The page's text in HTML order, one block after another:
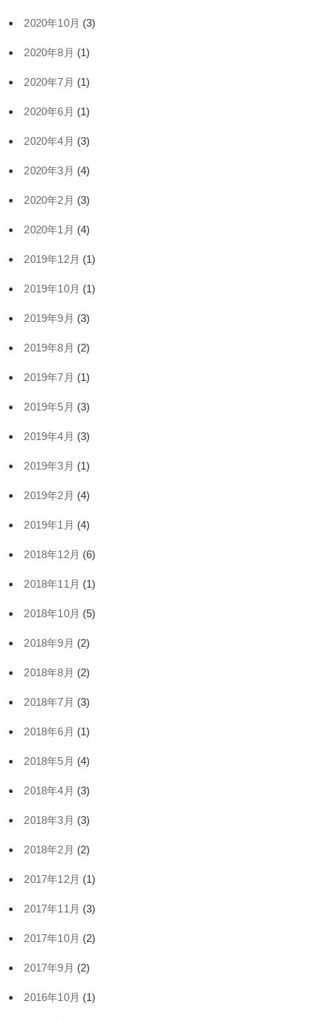
2020年10月 (3)
2020年8月 (1)
2020年7月 (1)
2020年6月 (1)
2020年4月 (3)
2020年3月 (4)
2020年2月 (3)
2020年1月 (4)
2019年12月 (1)
2019年10月 (1)
2019年9月 (3)
2019年8月 (2)
2019年7月 (1)
2019年5月 (3)
2019年4月 (3)
2019年3月 (1)
2019年2月 (4)
2019年1月 (4)
2018年12月 (6)
2018年11月 (1)
2018年10月 (5)
2018年9月 (2)
2018年8月 (2)
2018年7月 (3)
2018年6月 (1)
2018年5月 (4)
2018年4月 (3)
2018年3月 (3)
2018年2月 (2)
2017年12月 (1)
2017年11月 (3)
2017年10月 (2)
2017年9月 (2)
2016年10月 (1)